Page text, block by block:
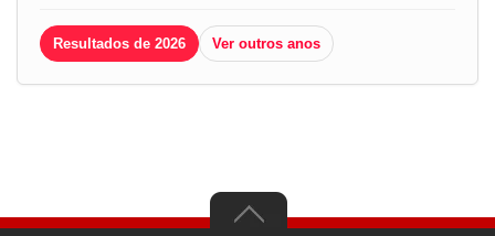
Resultados de 2026 Ver outros anos